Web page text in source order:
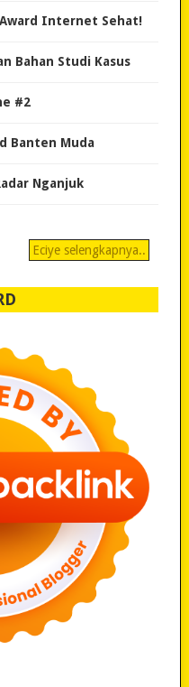
Internet Sehat!
Bahan Studi Kasus
#2
Banten Muda
Nganjuk
Eciye selengkapnya..